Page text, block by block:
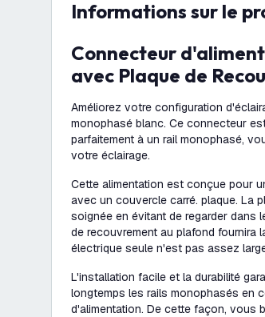
Informations sur le
Connecteur d'alimentation sur Rail Monophasé
avec Plaque de
Améliorez votre configuration
monophasé blanc. Ce connecteur
parfaitement à un rail monophasé,
votre éclairage.
Cette alimentation est conçue pour
avec un couvercle carré. plaque. La
soignée en évitant de regarder dans
de recouvrement au plafond fournira
électrique seule n'est pas assez
L'installation facile et la durabilité
longtemps les rails monophasés en
d'alimentation. De cette façon, vous